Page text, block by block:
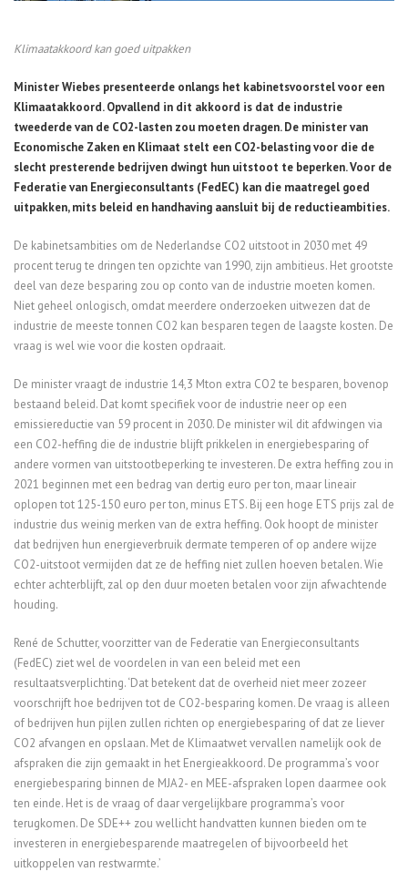
Klimaatakkoord kan goed uitpakken
Minister Wiebes presenteerde onlangs het kabinetsvoorstel voor een
Klimaatakkoord. Opvallend in dit akkoord is dat de industrie
tweederde van de CO2-lasten zou moeten dragen. De minister van
Economische Zaken en Klimaat stelt een CO2-belasting voor die de
slecht presterende bedrijven dwingt hun uitstoot te beperken. Voor de
Federatie van Energieconsultants (FedEC) kan die maatregel goed
uitpakken, mits beleid en handhaving aansluit bij de reductieambities.
De kabinetsambities om de Nederlandse CO2 uitstoot in 2030 met 49
procent terug te dringen ten opzichte van 1990, zijn ambitieus. Het grootste
deel van deze besparing zou op conto van de industrie moeten komen.
Niet geheel onlogisch, omdat meerdere onderzoeken uitwezen dat de
industrie de meeste tonnen CO2 kan besparen tegen de laagste kosten. De
vraag is wel wie voor die kosten opdraait.
De minister vraagt de industrie 14,3 Mton extra CO2 te besparen, bovenop
bestaand beleid. Dat komt specifiek voor de industrie neer op een
emissiereductie van 59 procent in 2030. De minister wil dit afdwingen via
een CO2-heffing die de industrie blijft prikkelen in energiebesparing of
andere vormen van uitstootbeperking te investeren. De extra heffing zou in
2021 beginnen met een bedrag van dertig euro per ton, maar lineair
oplopen tot 125-150 euro per ton, minus ETS. Bij een hoge ETS prijs zal de
industrie dus weinig merken van de extra heffing. Ook hoopt de minister
dat bedrijven hun energieverbruik dermate temperen of op andere wijze
CO2-uitstoot vermijden dat ze de heffing niet zullen hoeven betalen. Wie
echter achterblijft, zal op den duur moeten betalen voor zijn afwachtende
houding.
René de Schutter, voorzitter van de Federatie van Energieconsultants
(FedEC) ziet wel de voordelen in van een beleid met een
resultaatsverplichting. ‘Dat betekent dat de overheid niet meer zozeer
voorschrijft hoe bedrijven tot de CO2-besparing komen. De vraag is alleen
of bedrijven hun pijlen zullen richten op energiebesparing of dat ze liever
CO2 afvangen en opslaan. Met de Klimaatwet vervallen namelijk ook de
afspraken die zijn gemaakt in het Energieakkoord. De programma’s voor
energiebesparing binnen de MJA2- en MEE-afspraken lopen daarmee ook
ten einde. Het is de vraag of daar vergelijkbare programma’s voor
terugkomen. De SDE++ zou wellicht handvatten kunnen bieden om te
investeren in energiebesparende maatregelen of bijvoorbeeld het
uitkoppelen van restwarmte.’